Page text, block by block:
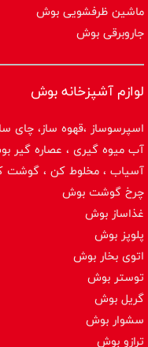
ماشین ظرفشویی بوش
جاروبرقی بوش
لوازم آشپزخانه بوش
اسپرسوساز ،قهوه ساز، چای
آب میوه گیری ، عصاره گیر
آسیاب ، مخلوط کن ، گوشت
چرخ گوشت بوش
غذاساز بوش
پلوپز بوش
اتوی بخار بوش
توستر بوش
گریل بوش
سشوار بوش
ترازو بوش